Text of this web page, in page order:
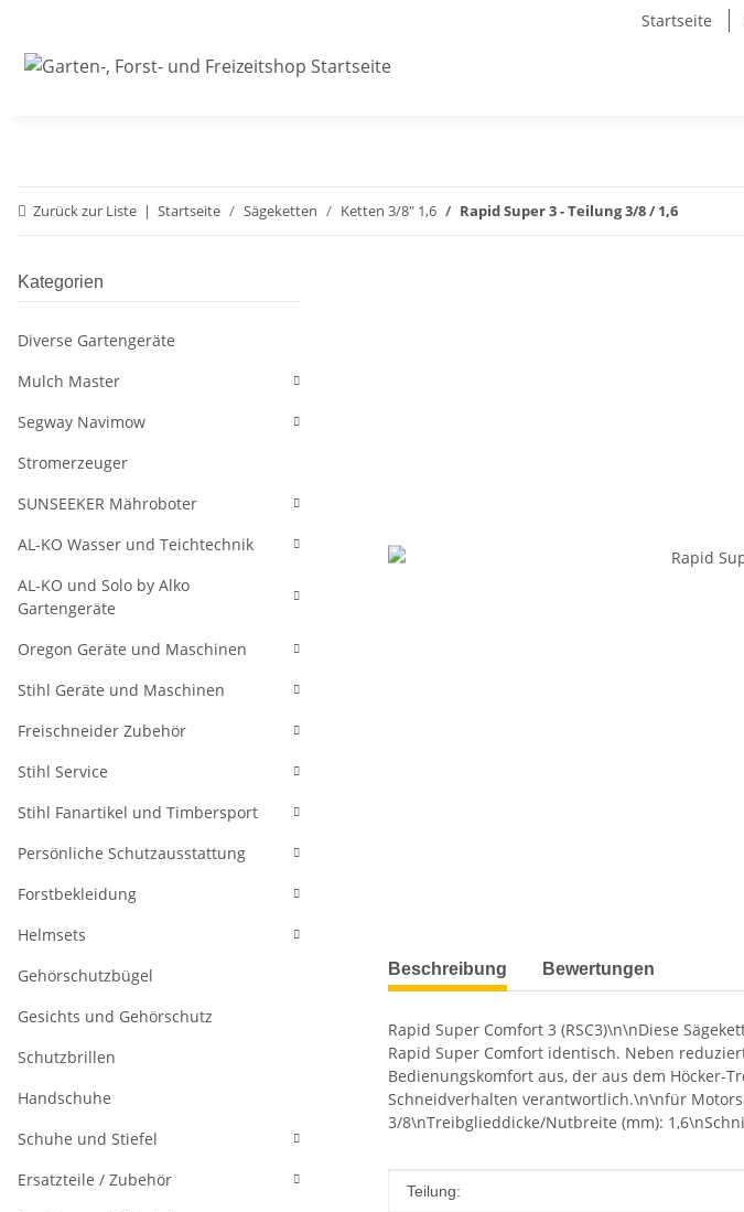
Startseite
Zurück zur Liste Startseite Sägeketten Ketten 3/8" 1,6 Rapid Super 3 - Teilung 3/8 / 1,6
weitere Registerkarten anzeigen
Beschreibung Bewertungen
Rapid Super Comfort 3 (RSC3)\n\nDiese
Rapid Super Comfort identisch. Neben
Bedienungskomfort aus, der aus dem Höcker-
Schneidverhalten verantwortlich.\n\nfür
3/8\nTreibglieddicke/Nutbreite (mm):
Produkteigenschaft
Wert
Teilung:
Kategorien
Diverse Gartengeräte
Mulch Master
Segway Navimow
Stromerzeuger
SUNSEEKER Mähroboter
AL-KO Wasser und Teichtechnik
AL-KO und Solo by Alko
Gartengeräte
Oregon Geräte und Maschinen
Stihl Geräte und Maschinen
Freischneider Zubehör
Stihl Service
Stihl Fanartikel und Timbersport
Persönliche Schutzausstattung
Forstbekleidung
Helmsets
Gehörschutzbügel
Gesichts und Gehörschutz
Schutzbrillen
Handschuhe
Schuhe und Stiefel
Ersatzteile / Zubehör